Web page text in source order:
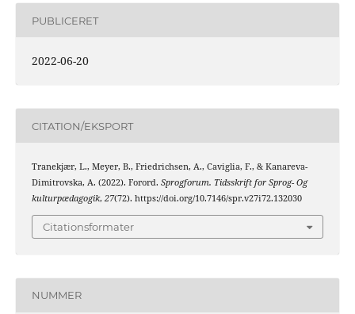
PUBLICERET
2022-06-20
CITATION/EKSPORT
Tranekjær, L., Meyer, B., Friedrichsen, A., Caviglia, F., & Kanareva-
Dimitrovska, A. (2022). Forord. Sprogforum. Tidsskrift for Sprog- Og
kulturpædagogik, 27(72). https://doi.org/10.7146/spr.v27i72.132030
Citationsformater
NUMMER